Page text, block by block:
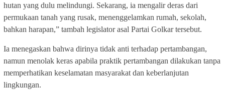
hutan yang dulu melindungi. Sekarang, ia mengalir deras dari
permukaan tanah yang rusak, menenggelamkan rumah, sekolah,
bahkan harapan,” tambah legislator asal Partai Golkar tersebut.
Ia menegaskan bahwa dirinya tidak anti terhadap pertambangan,
namun menolak keras apabila praktik pertambangan dilakukan tanpa
memperhatikan keselamatan masyarakat dan keberlanjutan
lingkungan.